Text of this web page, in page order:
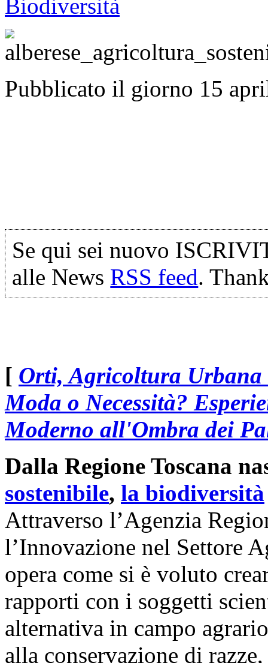
Biodiversità
Pubblicato il giorno 15
Se qui sei nuovo
alle News RSS feed.
[ Orti, Agricoltura Urbana
Moda o Necessità?
Moderno all'Ombra dei
Dalla Regione Toscana
sostenibile, la biodiversità
Attraverso l’Agenzia
l’Innovazione nel Settore
opera come si è voluto
rapporti con i soggetti
alternativa in campo
alla conservazione di